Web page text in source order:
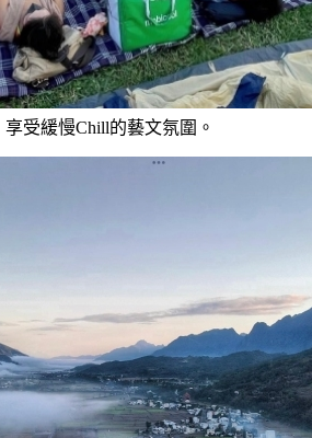
受緩慢Chill的藝文氛圍。